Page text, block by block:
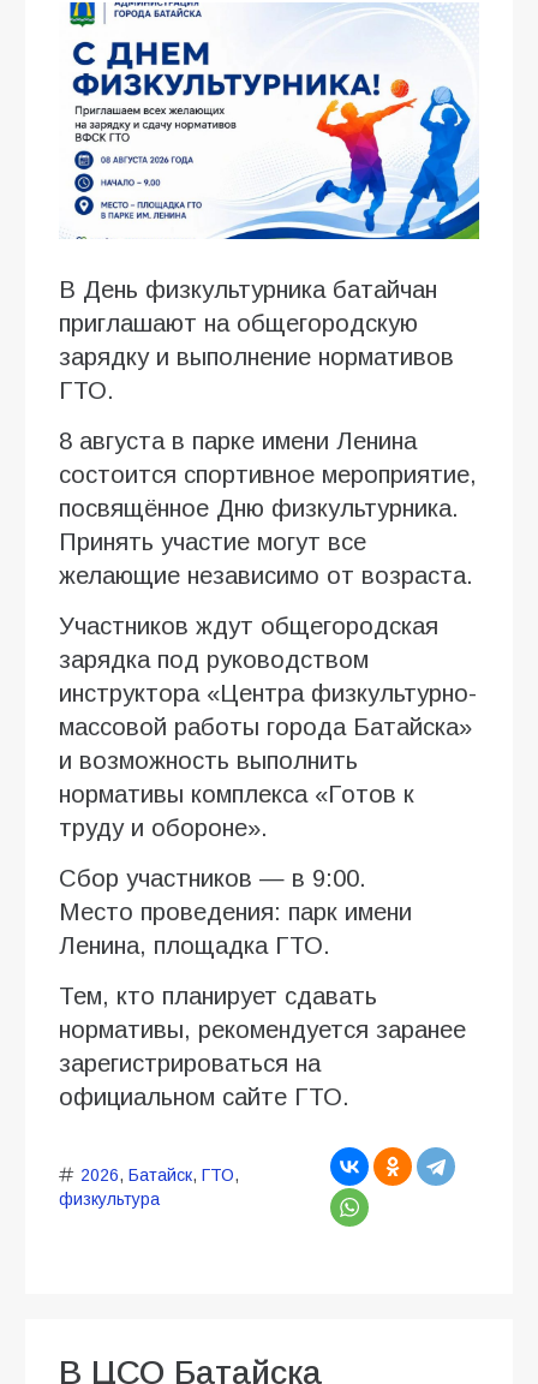
В День физкультурника батайчан
приглашают на общегородскую
зарядку и выполнение нормативов
ГТО.
8 августа в парке имени Ленина
состоится спортивное мероприятие,
посвящённое Дню физкультурника.
Принять участие могут все
желающие независимо от возраста.
Участников ждут общегородская
зарядка под руководством
инструктора «Центра физкультурно-
массовой работы города Батайска»
и возможность выполнить
нормативы комплекса «Готов к
труду и обороне».
Сбор участников — в 9:00.
Место проведения: парк имени
Ленина, площадка ГТО.
Тем, кто планирует сдавать
нормативы, рекомендуется заранее
зарегистрироваться на
официальном сайте ГТО.
2026, Батайск, ГТО,
физкультура
В ЦСО Батайска